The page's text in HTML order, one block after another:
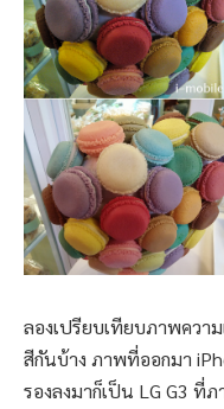
ลองเปรียบเทียบภาพควา
สีกันบ้าง ภาพที่ออกมา
รองลงมาก็เป็น LG G3 ที่